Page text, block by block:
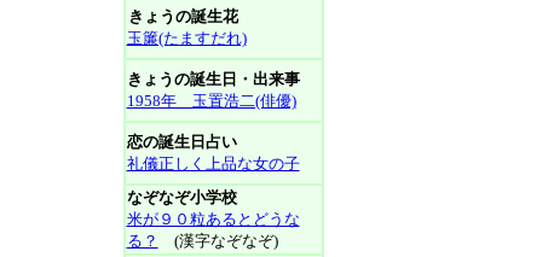
きょうの誕生花
玉簾(たますだれ)
きょうの誕生日・出来事
1958年 玉置浩二(俳優)
恋の誕生日占い
礼儀正しく上品な女の子
なぞなぞ小学校
米が９０粒あるとどうな
る？
(漢字なぞなぞ)